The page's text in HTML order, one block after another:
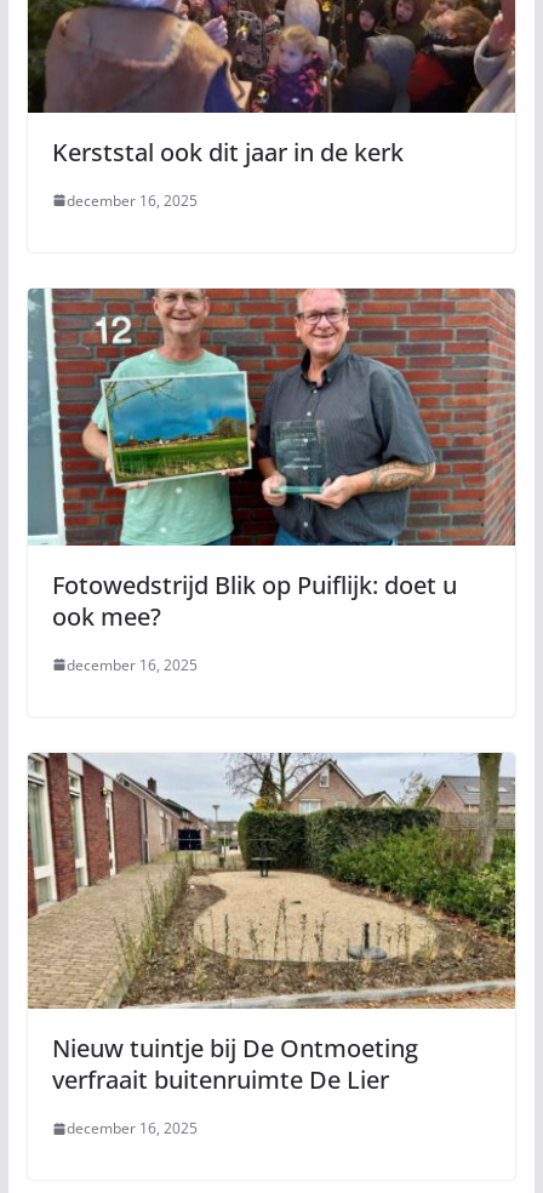
Kerststal ook dit jaar in de kerk
december 16, 2025
Fotowedstrijd Blik op Puiflijk: doet u
ook mee?
december 16, 2025
Nieuw tuintje bij De Ontmoeting
verfraait buitenruimte De Lier
december 16, 2025